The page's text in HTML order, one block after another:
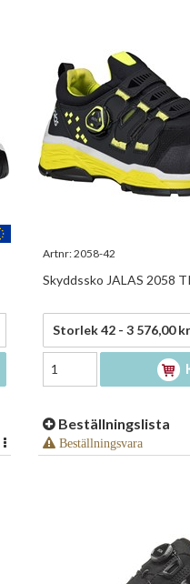
Artnr:2058-42
Skyddssko JALAS 2058
3 576,00 kr/st
Storlek 42 - 3 576,00
Beställningslista
Beställningsvara